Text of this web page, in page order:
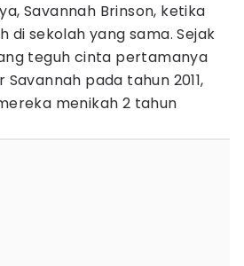
Savannah Brinson, ketika
di sekolah yang sama. Sejak
teguh cinta pertamanya
pada tahun 2011,
menikah 2 tahun